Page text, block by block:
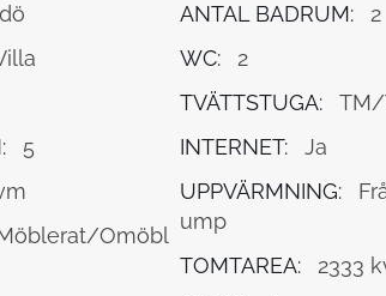
5
Omöbl
ANTAL BADRUM:
2
WC:
2
TVÄTTSTUGA:
TM/
INTERNET:
Ja
UPPVÄRMNING:
ump
TOMTAREA:
2333